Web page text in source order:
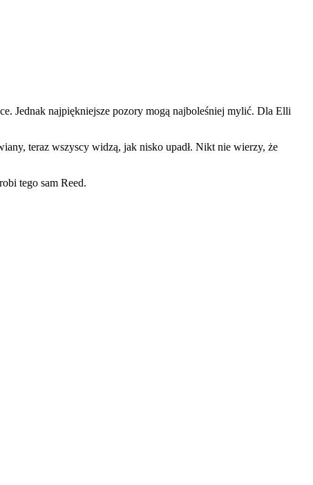
Jednak najpiękniejsze pozory mogą najboleśniej mylić. Dla Elli
teraz wszyscy widzą, jak nisko upadł. Nikt nie wierzy, że
tego sam Reed.